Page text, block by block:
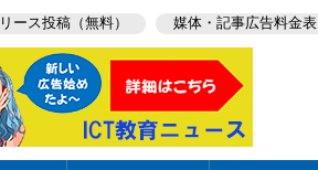
ース投稿（無料） 媒体・記事広告料金表